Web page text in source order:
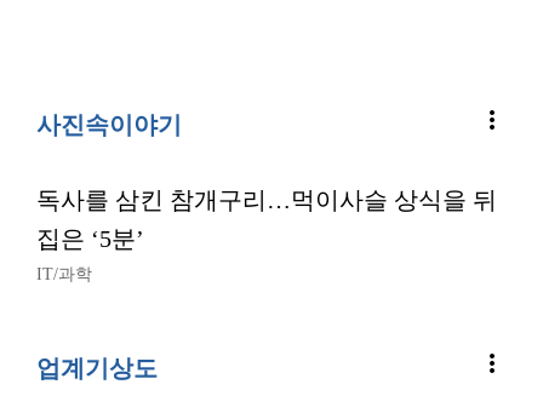
사진속이야기 more_vert
독사를 삼킨 참개구리…먹이사슬 상식을 뒤
집은 ‘5분’
IT/과학
업계기상도 more_vert